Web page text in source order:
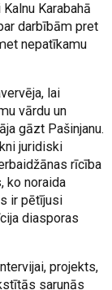
Karabahā
darbībām pret
nepatīkamu
lai
vārdu un
gāzt Pašinjanu.
juridiski
rīcība
ko noraida
ir pētījusi
diasporas
projekts,
sarunās